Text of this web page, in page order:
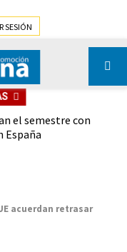
SESIÓN
el semestre con
España
acuerdan retrasar